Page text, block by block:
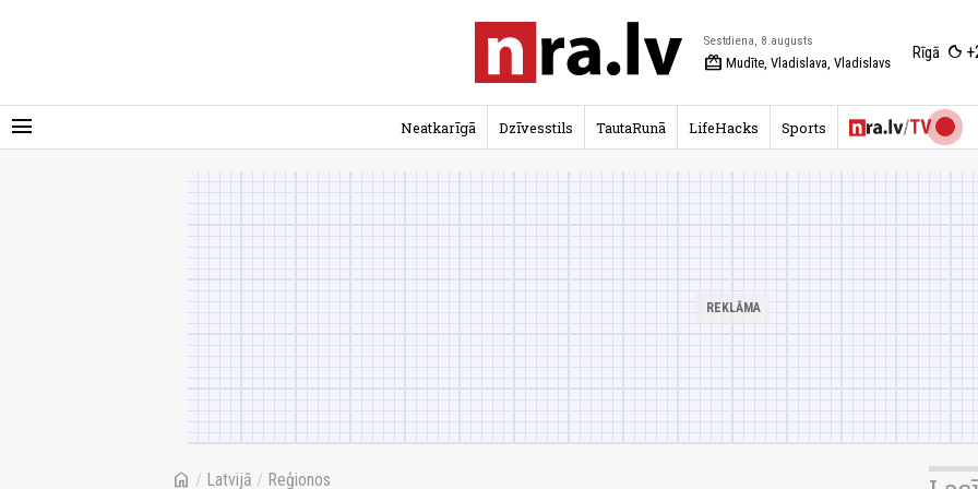
menu
Sestdiena, 8.augusts
redeem Mudīte, Vladislava, Vladislavs
Rīgā
Neatkarīgā Dzīvesstils TautaRunā LifeHacks Sports
home / Latvijā / Reģionos